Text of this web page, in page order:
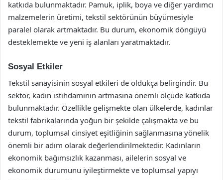
katkıda bulunmaktadır. Pamuk, iplik, boya ve diğer yardımcı
malzemelerin üretimi, tekstil sektörünün büyümesiyle
paralel olarak artmaktadır. Bu durum, ekonomik döngüyü
desteklemekte ve yeni iş alanları yaratmaktadır.
Sosyal Etkiler
Tekstil sanayisinin sosyal etkileri de oldukça belirgindir. Bu
sektör, kadın istihdamının artmasına önemli ölçüde katkıda
bulunmaktadır. Özellikle gelişmekte olan ülkelerde, kadınlar
tekstil fabrikalarında yoğun bir şekilde çalışmakta ve bu
durum, toplumsal cinsiyet eşitliğinin sağlanmasına yönelik
önemli bir adım olarak değerlendirilmektedir. Kadınların
ekonomik bağımsızlık kazanması, ailelerin sosyal ve
ekonomik durumunu iyileştirmekte ve toplumsal yapıyı